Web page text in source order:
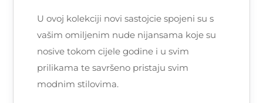
U ovoj kolekciji novi sastojcie spojeni su s
vašim omiljenim nude nijansama koje su
nosive tokom cijele godine i u svim
prilikama te savršeno pristaju svim
modnim stilovima.